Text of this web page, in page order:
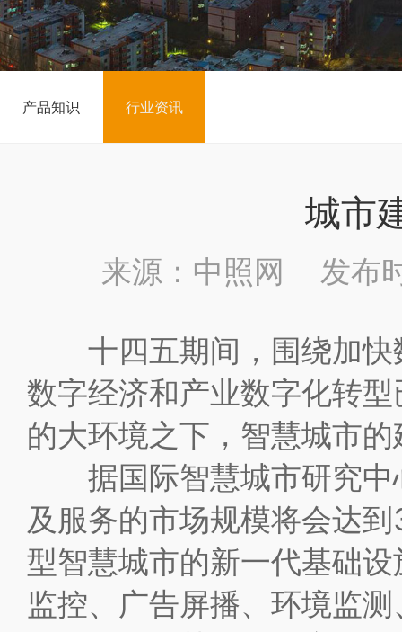
产品知识 行业资讯
城市
来源：中照网 发布
十四五期间，围绕加快
数字经济和产业数字化转
的大环境之下，智慧城市
据国际智慧城市研究中
及服务的市场规模将会达
型智慧城市的新一代基础
监控、广告屏播、环境监